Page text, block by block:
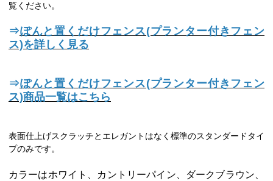
覧ください。
⇒ぽんと置くだけフェンス(プランター付きフェン
ス)を詳しく見る
⇒ぽんと置くだけフェンス(プランター付きフェン
ス)商品一覧はこちら
表面仕上げスクラッチとエレガントはなく標準のスタンダードタイ
プのみです。
カラーはホワイト、カントリーパイン、ダークブラウン、